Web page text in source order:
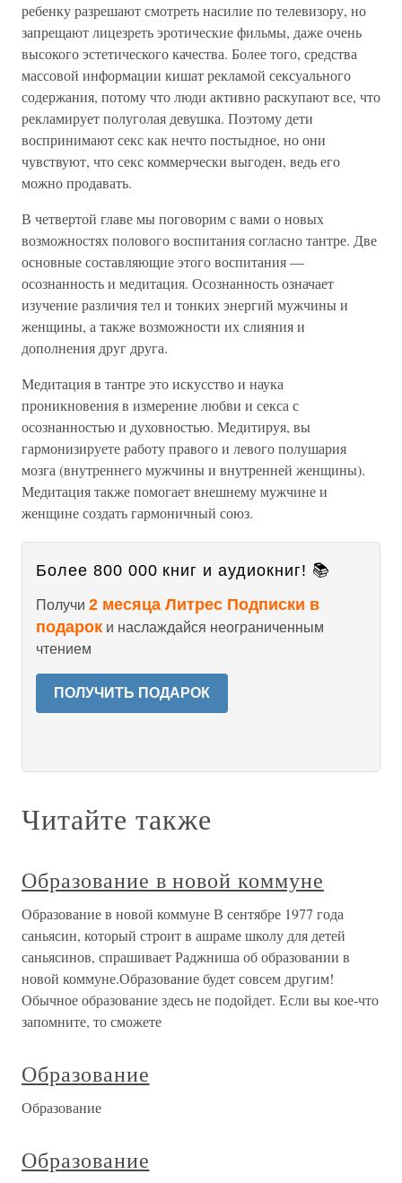
ребенку разрешают смотреть насилие по телевизору, но
запрещают лицезреть эротические фильмы, даже очень
высокого эстетического качества. Более того, средства
массовой информации кишат рекламой сексуального
содержания, потому что люди активно раскупают все, что
рекламирует полуголая девушка. Поэтому дети
воспринимают секс как нечто постыдное, но они
чувствуют, что секс коммерчески выгоден, ведь его
можно продавать.
В четвертой главе мы поговорим с вами о новых
возможностях полового воспитания согласно тантре. Две
основные составляющие этого воспитания —
осознанность и медитация. Осознанность означает
изучение различия тел и тонких энергий мужчины и
женщины, а также возможности их слияния и
дополнения друг друга.
Медитация в тантре это искусство и наука
проникновения в измерение любви и секса с
осознанностью и духовностью. Медитируя, вы
гармонизируете работу правого и левого полушария
мозга (внутреннего мужчины и внутренней женщины).
Медитация также помогает внешнему мужчине и
женщине создать гармоничный союз.
Более 800 000 книг и аудиокниг! 📚
Получи 2 месяца Литрес Подписки в
подарок и наслаждайся неограниченным
чтением
ПОЛУЧИТЬ ПОДАРОК
Читайте также
Образование в новой коммуне
Образование в новой коммуне В сентябре 1977 года
саньясин, который строит в ашраме школу для детей
саньясинов, спрашивает Раджниша об образовании в
новой коммуне.Образование будет совсем другим!
Обычное образование здесь не подойдет. Если вы кое-что
запомните, то сможете
Образование
Образование
Образование